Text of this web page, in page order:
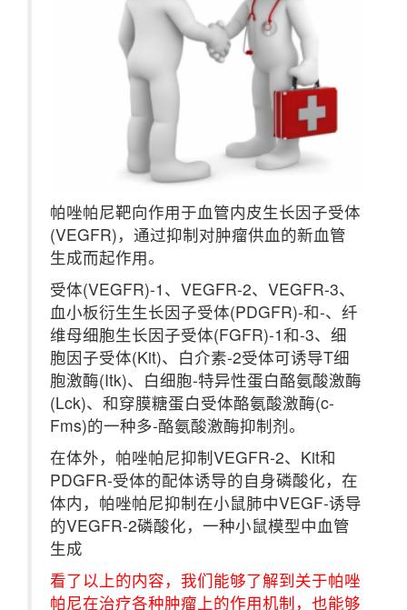
帕唑帕尼靶向作用于血管内皮生长因子受体
(VEGFR)，通过抑制对肿瘤供血的新血管
生成而起作用。
受体(VEGFR)-1、VEGFR-2、VEGFR-3、
血小板衍生生长因子受体(PDGFR)-和-、纤
维母细胞生长因子受体(FGFR)-1和-3、细
胞因子受体(Kit)、白介素-2受体可诱导T细
胞激酶(Itk)、白细胞-特异性蛋白酪氨酸激酶
(Lck)、和穿膜糖蛋白受体酪氨酸激酶(c-
Fms)的一种多-酪氨酸激酶抑制剂。
在体外，帕唑帕尼抑制VEGFR-2、Kit和
PDGFR-受体的配体诱导的自身磷酸化，在
体内，帕唑帕尼抑制在小鼠肺中VEGF-诱导
的VEGFR-2磷酸化，一种小鼠模型中血管
生成
看了以上的内容，我们能够了解到关于帕唑
帕尼在治疗各种肿瘤上的作用机制，也能够